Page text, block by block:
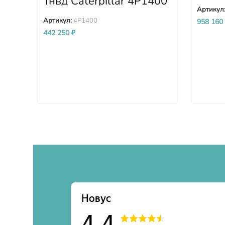
Артикул:4P1400
442 250₽
Артикул:
958 160